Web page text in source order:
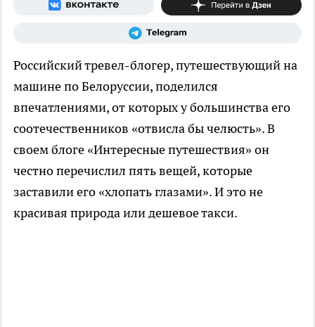
Российский тревел-блогер, путешествующий на
машине по Белоруссии, поделился
впечатлениями, от которых у большинства его
соотечественников «отвисла бы челюсть». В
своем блоге «Интересные путешествия» он
честно перечислил пять вещей, которые
заставили его «хлопать глазами». И это не
красивая природа или дешевое такси.